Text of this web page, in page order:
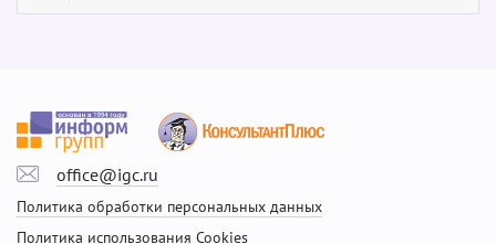
office@igc.ru
Политика обработки персональных данных
Политика использования Cookies